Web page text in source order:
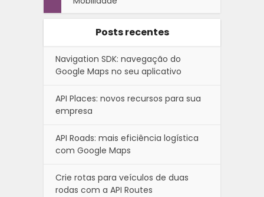
Posts recentes
Navigation SDK: navegação do
Google Maps no seu aplicativo
API Places: novos recursos para sua
empresa
API Roads: mais eficiência logística
com Google Maps
Crie rotas para veículos de duas
rodas com a API Routes